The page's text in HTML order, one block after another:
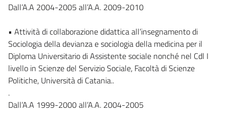
Dall’A.A 2004-2005 all’A.A. 2009-2010
• Attività di collaborazione didattica all’insegnamento di
Sociologia della devianza e sociologia della medicina per il
Diploma Universitario di Assistente sociale nonché nel Cdl I
livello in Scienze del Servizio Sociale, Facoltà di Scienze
Politiche, Università di Catania..
.
Dall’A.A 1999-2000 all’A.A. 2004-2005